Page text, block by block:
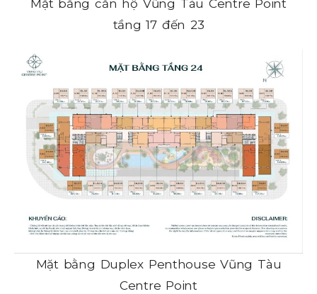
Mặt bằng căn hộ Vũng Tàu Centre Point
tầng 17 đến 23
Mặt bằng Duplex Penthouse Vũng Tàu
Centre Point